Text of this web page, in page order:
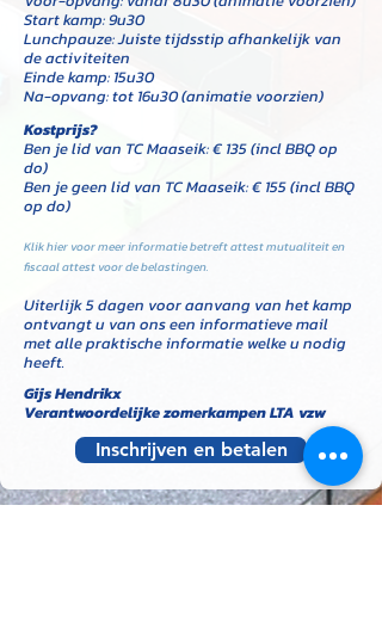
Start kamp: 9u30
Lunchpauze: Juiste tijdsstip afhankelijk van
de activiteiten
Einde kamp: 15u30
Na-opvang: tot 16u30 (animatie voorzien)
Kostprijs?
Ben je lid van TC Maaseik: € 135 (incl BBQ op
do)
Ben je geen lid van TC Maaseik: € 155 (incl BBQ
op do)
Klik hier voor meer informatie betreft attest mutualiteit en
fiscaal attest voor de belastingen.
Uiterlijk 5 dagen voor aanvang van het kamp
ontvangt u van ons een informatieve mail
met alle praktische informatie welke u nodig
heeft.
Gijs Hendrikx
Verantwoordelijke zomerkampen LTA vzw
Inschrijven en betalen